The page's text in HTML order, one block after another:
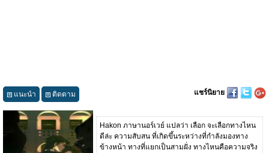
แนะนำ ติดตาม แชร์นิยาย
Hakon ภาษานอร์เวย์ แปลว่า เลือก จะเลือกทางไหน
ดีล่ะ ความสับสน ที่เกิดขึ้นระหว่างที่กำลังมองทาง
ข้างหน้า ทางที่แยกเป็นสามฝั่ง ทางไหนคือความจริง